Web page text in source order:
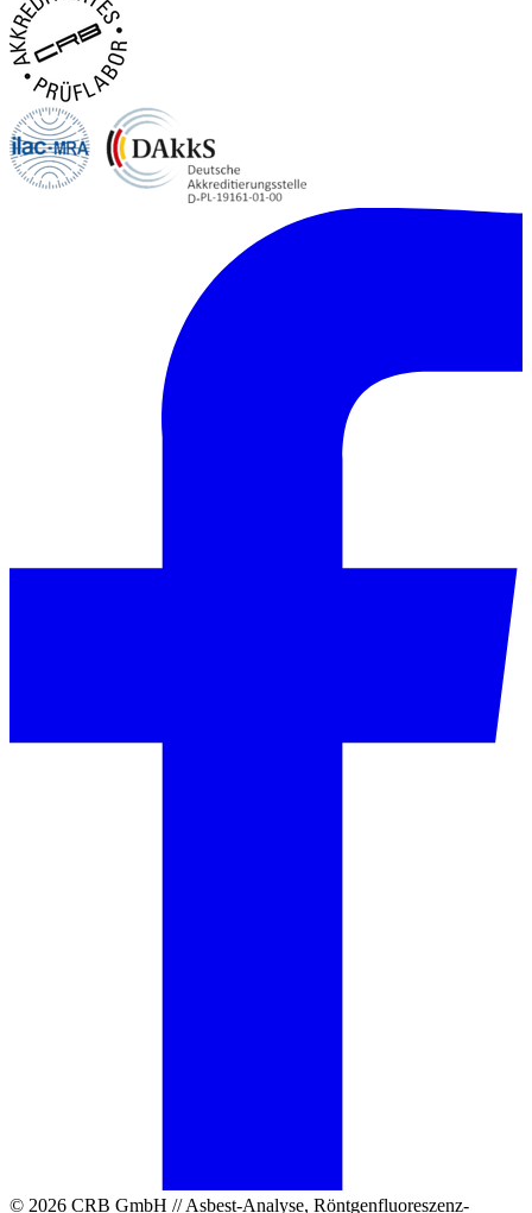
© 2026 CRB GmbH // Asbest-Analyse, Röntgenfluoreszenz-